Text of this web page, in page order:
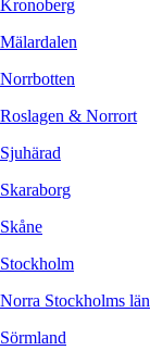
Kronoberg
Mälardalen
Norrbotten
Roslagen & Norrort
Sjuhärad
Skaraborg
Skåne
Stockholm
Norra Stockholms län
Sörmland